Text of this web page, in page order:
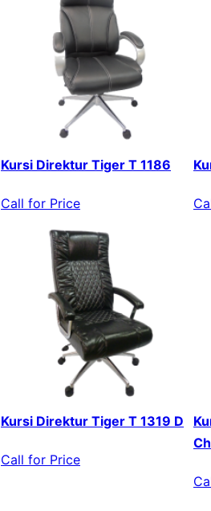
Kursi Direktur Tiger T 1186
Call for Price
Kursi Direktur Tiger T 1319 D
Call for Price